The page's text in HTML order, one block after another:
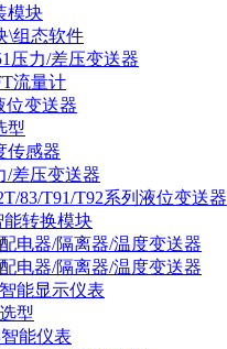
模块
\组态软件
压力/差压变送器
流量计
位变送器
型
传感器
/差压变送器
83/T91/T92系列液位变送器
能转换模块
电器/隔离器/温度变送器
电器/隔离器/温度变送器
能显示仪表
型
能仪表